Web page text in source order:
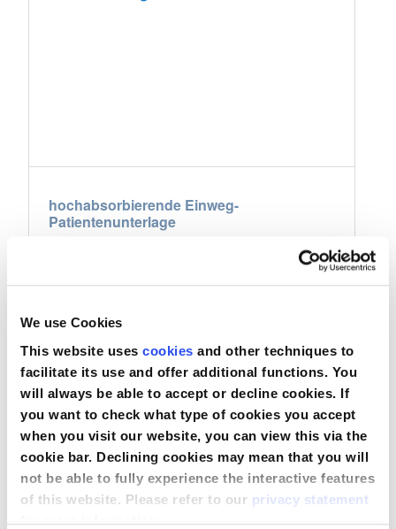
We use Cookies
This website uses cookies and other techniques to
facilitate its use and offer additional functions. You
will always be able to accept or decline cookies. If
you want to check what type of cookies you accept
when you visit our website, you can view this via the
cookie bar. Declining cookies may mean that you will
not be able to fully experience the interactive features
of this website. Please refer to our privacy statement
for more information.
hochabsorbierende Einweg-
Patientenunterlage
Vergleichen